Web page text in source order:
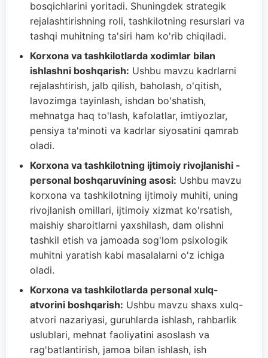
bosqichlarini yoritadi. Shuningdek strategik
rejalashtirishning roli, tashkilotning resurslari va
tashqi muhitning ta'siri ham ko'rib chiqiladi.
Korxona va tashkilotlarda xodimlar bilan
ishlashni boshqarish: Ushbu mavzu kadrlarni
rejalashtirish, jalb qilish, baholash, o'qitish,
lavozimga tayinlash, ishdan bo'shatish,
mehnatga haq to'lash, kafolatlar, imtiyozlar,
pensiya ta'minoti va kadrlar siyosatini qamrab
oladi.
Korxona va tashkilotning ijtimoiy rivojlanishi -
personal boshqaruvining asosi: Ushbu mavzu
korxona va tashkilotning ijtimoiy muhiti, uning
rivojlanish omillari, ijtimoiy xizmat ko'rsatish,
maishiy sharoitlarni yaxshilash, dam olishni
tashkil etish va jamoada sog'lom psixologik
muhitni yaratish kabi masalalarni o'z ichiga
oladi.
Korxona va tashkilotlarda personal xulq-
atvorini boshqarish: Ushbu mavzu shaxs xulq-
atvori nazariyasi, guruhlarda ishlash, rahbarlik
uslublari, mehnat faoliyatini asoslash va
rag'batlantirish, jamoa bilan ishlash, ish